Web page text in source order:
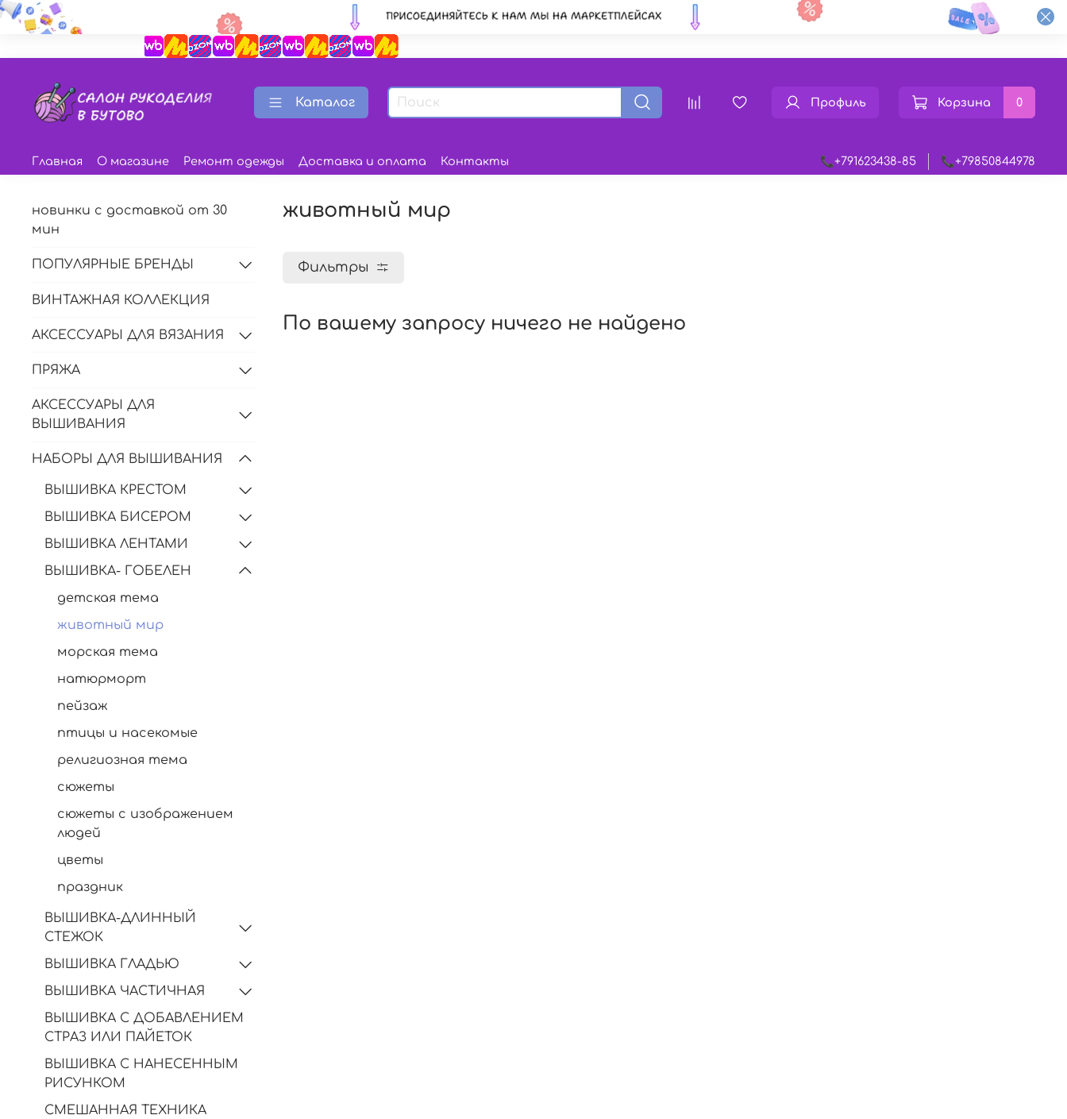
Каталог Профиль Корзина 0
Главная О магазине Ремонт одежды Доставка и оплата Контакты 📞+791623438-85 📞+79850844978
животный мир
Фильтры
По вашему запросу ничего не найдено
новинки с доставкой от 30
мин
ПОПУЛЯРНЫЕ БРЕНДЫ
ВИНТАЖНАЯ КОЛЛЕКЦИЯ
АКСЕССУАРЫ ДЛЯ ВЯЗАНИЯ
ПРЯЖА
АКСЕССУАРЫ ДЛЯ
ВЫШИВАНИЯ
НАБОРЫ ДЛЯ ВЫШИВАНИЯ
ВЫШИВКА КРЕСТОМ
ВЫШИВКА БИСЕРОМ
ВЫШИВКА ЛЕНТАМИ
ВЫШИВКА- ГОБЕЛЕН
детская тема
животный мир
морская тема
натюрморт
пейзаж
птицы и насекомые
религиозная тема
сюжеты
сюжеты с изображением
людей
цветы
праздник
ВЫШИВКА-ДЛИННЫЙ
СТЕЖОК
ВЫШИВКА ГЛАДЬЮ
ВЫШИВКА ЧАСТИЧНАЯ
ВЫШИВКА С ДОБАВЛЕНИЕМ
СТРАЗ ИЛИ ПАЙЕТОК
ВЫШИВКА С НАНЕСЕННЫМ
РИСУНКОМ
СМЕШАННАЯ ТЕХНИКА